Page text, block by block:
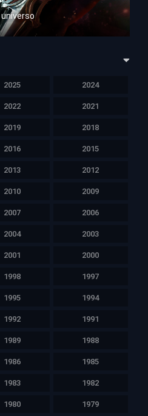
2025 2024
2022 2021
2019 2018
2016 2015
2013 2012
2010 2009
2007 2006
2004 2003
2001 2000
1998 1997
1995 1994
1992 1991
1989 1988
1986 1985
1983 1982
1980 1979